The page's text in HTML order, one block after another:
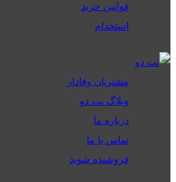
قوانین خرید
استخدام
مشتریان وفادار
وبلاگ نت دو
درباره ما
تماس با ما
فروشنده شوید